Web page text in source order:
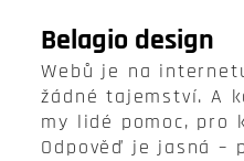
content
Belagio design
Webů je na
žádné tajemství. A
my lidé pomoc, pro
Odpověď je jasná –